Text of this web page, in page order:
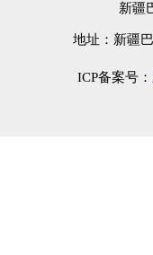
新疆
地址：新疆
ICP备案号：